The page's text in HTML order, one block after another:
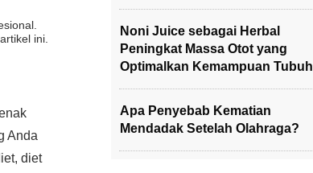
ini.
Anda
diet
Noni Juice sebagai Herbal
Peningkat Massa Otot yang
Optimalkan Kemampuan Tubuh
Apa Penyebab Kematian
Mendadak Setelah Olahraga?